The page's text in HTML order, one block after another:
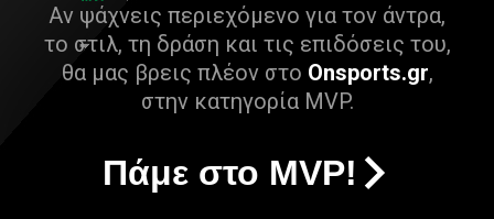
Αν ψάχνεις περιεχόμενο για τον άντρα,
το στιλ, τη δράση και τις επιδόσεις του,
θα μας βρεις πλέον στο Onsports.gr,
στην κατηγορία MVP.
Πάμε στο MVP!